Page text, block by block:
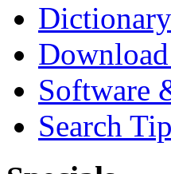
Dictionary
Software
Search